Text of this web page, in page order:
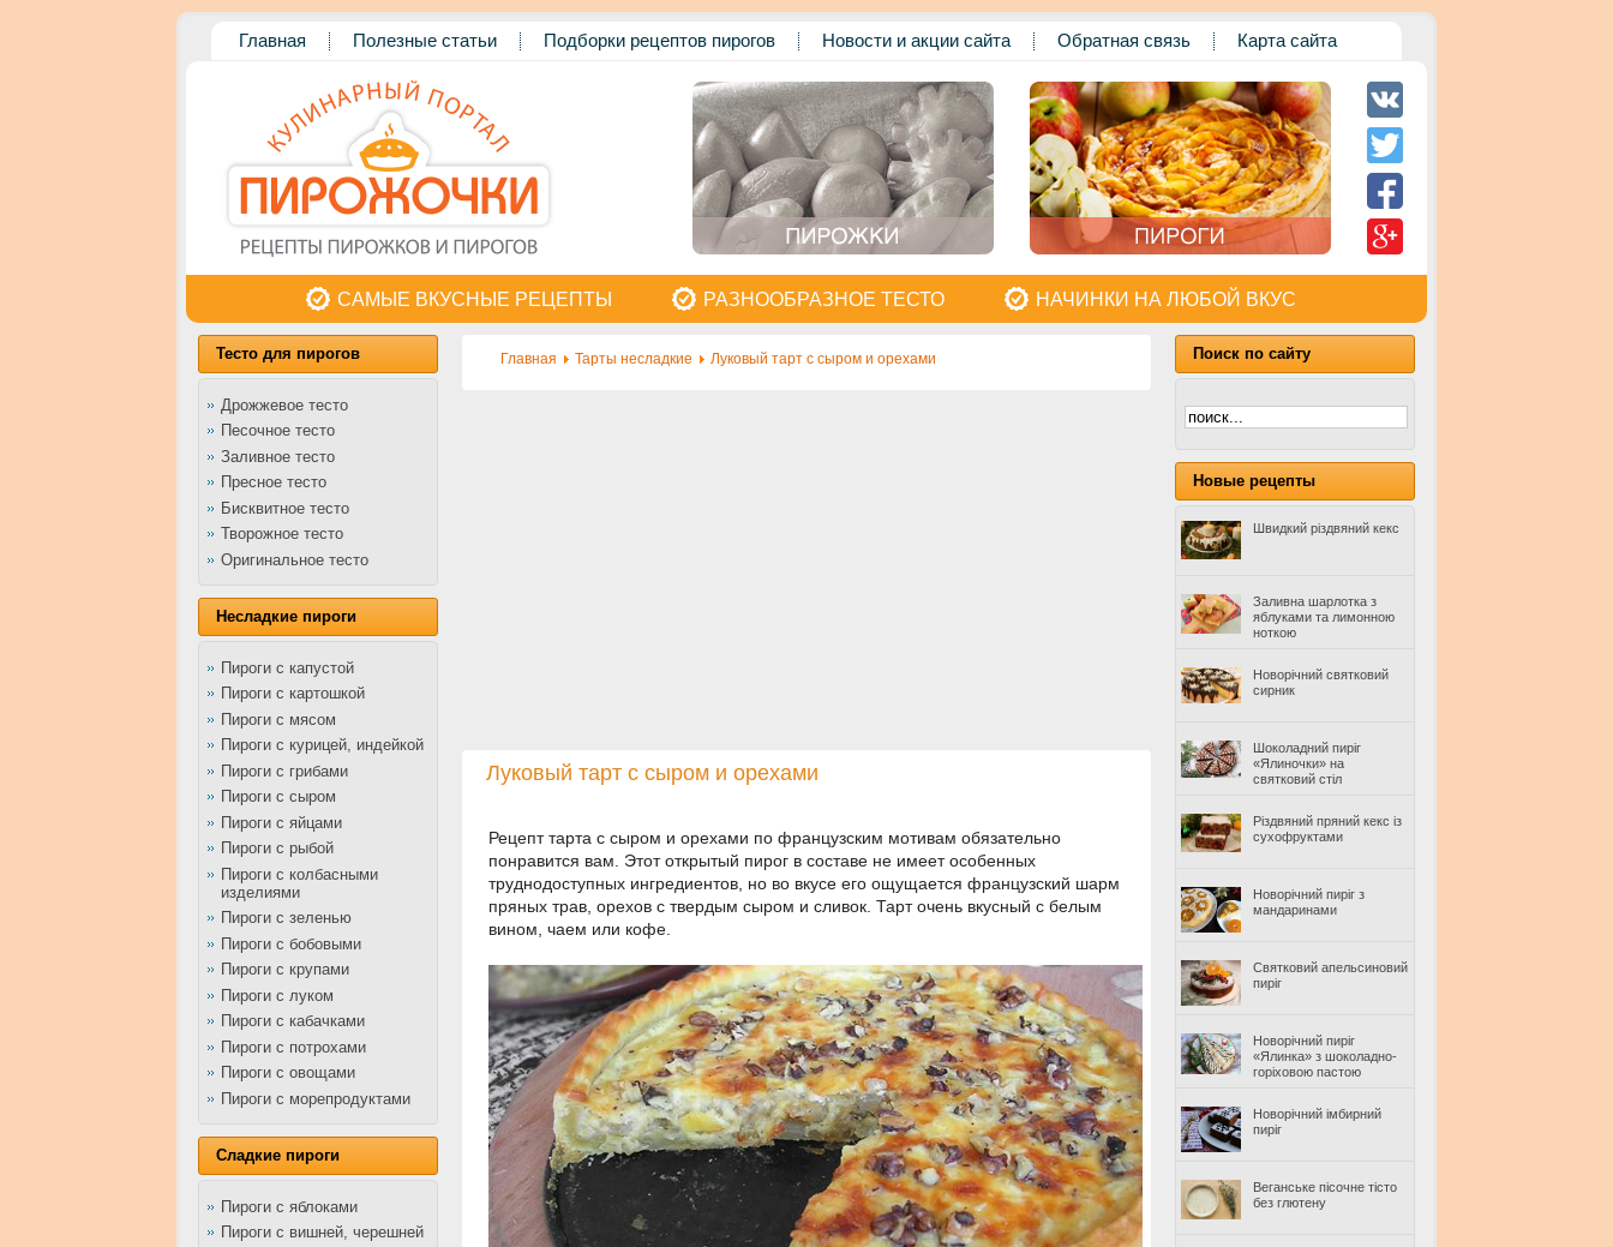
Главная Полезные статьи Подборки рецептов пирогов Новости и акции сайта Обратная связь Карта сайта
САМЫЕ ВКУСНЫЕ РЕЦЕПТЫ РАЗНООБРАЗНОЕ ТЕСТО НАЧИНКИ НА ЛЮБОЙ ВКУС
Тесто для пирогов
Дрожжевое тесто
Песочное тесто
Заливное тесто
Пресное тесто
Бисквитное тесто
Творожное тесто
Оригинальное тесто
Несладкие пироги
Пироги с капустой
Пироги с картошкой
Пироги с мясом
Пироги с курицей, индейкой
Пироги с грибами
Пироги с сыром
Пироги с яйцами
Пироги с рыбой
Пироги с колбасными
изделиями
Пироги с зеленью
Пироги с бобовыми
Пироги с крупами
Пироги с луком
Пироги с кабачками
Пироги с потрохами
Пироги с овощами
Пироги с морепродуктами
Сладкие пироги
Пироги с яблоками
Пироги с вишней, черешней
Главная Тарты несладкие Луковый тарт с сыром и орехами
Луковый тарт с сыром и орехами
Рецепт тарта с сыром и орехами по французским мотивам обязательно
понравится вам. Этот открытый пирог в составе не имеет особенных
труднодоступных ингредиентов, но во вкусе его ощущается французский шарм
пряных трав, орехов с твердым сыром и сливок. Тарт очень вкусный с белым
вином, чаем или кофе.
Поиск по сайту
Новые рецепты
Швидкий різдвяний кекс
Заливна шарлотка з
яблуками та лимонною
ноткою
Новорічний святковий
сирник
Шоколадний пиріг
«Ялиночки» на
святковий стіл
Різдвяний пряний кекс із
сухофруктами
Новорічний пиріг з
мандаринами
Святковий апельсиновий
пиріг
Новорічний пиріг
«Ялинка» з шоколадно-
горіховою пастою
Новорічний імбирний
пиріг
Веганське пісочне тісто
без глютену